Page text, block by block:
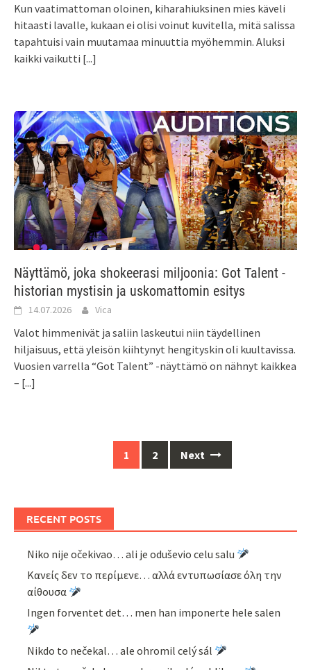
Kun vaatimattoman oloinen, kiharahiuksinen mies käveli
hitaasti lavalle, kukaan ei olisi voinut kuvitella, mitä salissa
tapahtuisi vain muutamaa minuuttia myöhemmin. Aluksi
kaikki vaikutti [...]
Näyttämö, joka shokeerasi miljoonia: Got Talent -
historian mystisin ja uskomattomin esitys
14.07.2026 Vica
Valot himmenivät ja saliin laskeutui niin täydellinen
hiljaisuus, että yleisön kiihtynyt hengityskin oli kuultavissa.
Vuosien varrella “Got Talent” -näyttämö on nähnyt kaikkea
– [...]
1 2 Next
RECENT POSTS
Niko nije očekivao… ali je oduševio celu salu
Κανείς δεν το περίμενε… αλλά εντυπωσίασε όλη την
αίθουσα
Ingen forventet det… men han imponerte hele salen
Nikdo to nečekal… ale ohromil celý sál